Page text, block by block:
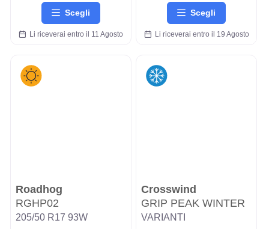
Scegli
Li riceverai entro il 11 Agosto
Scegli
Li riceverai entro il 19 Agosto
Roadhog
RGHP02
205/50 R17 93W
Crosswind
GRIP PEAK WINTER
VARIANTI